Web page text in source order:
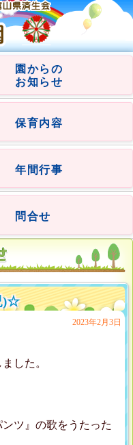
園からの
お知らせ
保育内容
年間行事
問合せ
)☆
2023年2月3日
した。
ツ』の歌をうたった